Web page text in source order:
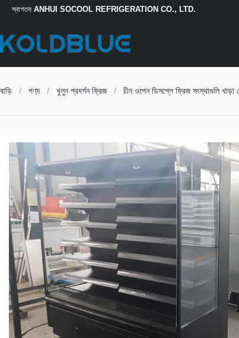
স্বাগতম ANHUI SOCOOL REFRIGERATION CO., LTD.
বাড়ি / পণ্য / খুলুন প্রদর্শন ফ্রিজ / চীন ওপেন ডিসপ্লে ফ্রিজ সংস্থাগুলি খাড়া